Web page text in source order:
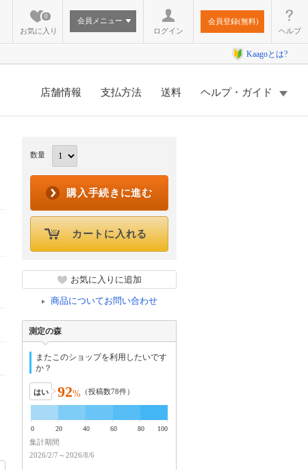
お気に入り
0
会員メニュー
ログイン
会員登録(無料)
ヘルプ
Kaagoとは?
店舗情報 支払方法 送料 ヘルプ・ガイド
数量
購入手続きに進む
カートに入れる
お気に入りに追加
商品についてお問い合わせ
測定の森
またこのショップを利用したいです
か？
はい 92% （投稿数78件）
0 20 40 60 80 100
集計期間
2026/2/7～2026/8/6